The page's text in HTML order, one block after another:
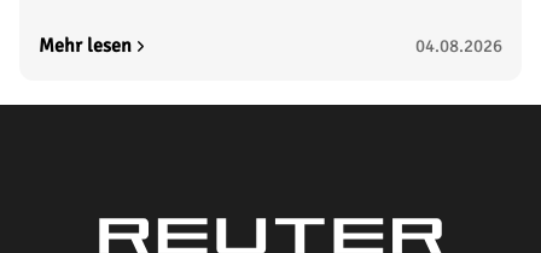
Mehr lesen 04.08.2026